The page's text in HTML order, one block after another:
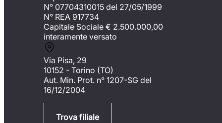
N° 07704310015 del 27/05/1999
N° REA 917734
Capitale Sociale € 2.500.000,00
interamente versato
Via Pisa, 29
10152 - Torino (TO)
Aut. Min. Prot. n° 1207-SG del
16/12/2004
Trova filiale